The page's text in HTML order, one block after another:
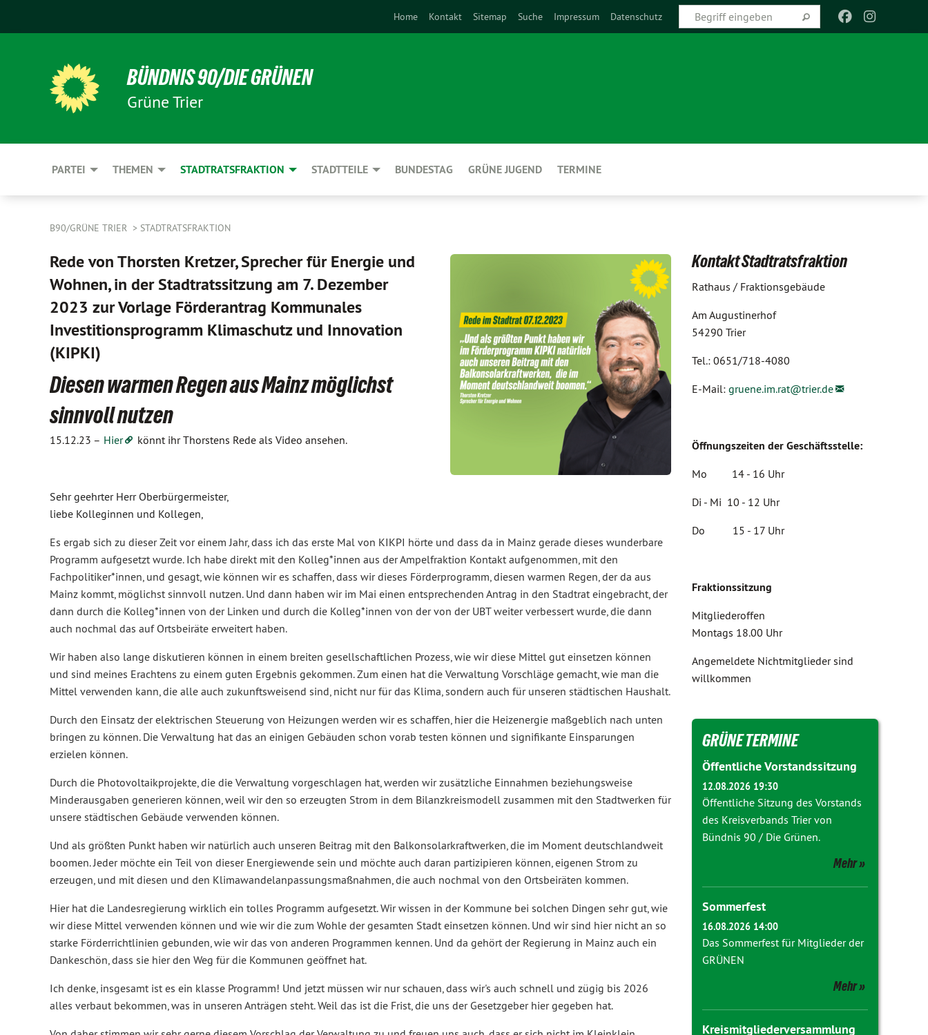
Home Kontakt Sitemap Suche Impressum Datenschutz
BÜNDNIS 90/DIE GRÜNEN
Grüne Trier
PARTEI THEMEN STADTRATSFRAKTION STADTTEILE BUNDESTAG GRÜNE JUGEND TERMINE
B90/GRÜNE TRIER STADTRATSFRAKTION
Rede von Thorsten Kretzer, Sprecher für Energie und
Wohnen, in der Stadtratssitzung am 7. Dezember
2023 zur Vorlage Förderantrag Kommunales
Investitionsprogramm Klimaschutz und Innovation
(KIPKI)
Diesen warmen Regen aus Mainz möglichst
sinnvoll nutzen
15.12.23 – Hier könnt ihr Thorstens Rede als Video ansehen.
Sehr geehrter Herr Oberbürgermeister,
liebe Kolleginnen und Kollegen,
Es ergab sich zu dieser Zeit vor einem Jahr, dass ich das erste Mal von KIKPI hörte und dass da in Mainz gerade dieses wunderbare
Programm aufgesetzt wurde. Ich habe direkt mit den Kolleg*innen aus der Ampelfraktion Kontakt aufgenommen, mit den
Fachpolitiker*innen, und gesagt, wie können wir es schaffen, dass wir dieses Förderprogramm, diesen warmen Regen, der da aus
Mainz kommt, möglichst sinnvoll nutzen. Und dann haben wir im Mai einen entsprechenden Antrag in den Stadtrat eingebracht, der
dann durch die Kolleg*innen von der Linken und durch die Kolleg*innen von der von der UBT weiter verbessert wurde, die dann
auch nochmal das auf Ortsbeiräte erweitert haben.
Wir haben also lange diskutieren können in einem breiten gesellschaftlichen Prozess, wie wir diese Mittel gut einsetzen können
und sind meines Erachtens zu einem guten Ergebnis gekommen. Zum einen hat die Verwaltung Vorschläge gemacht, wie man die
Mittel verwenden kann, die alle auch zukunftsweisend sind, nicht nur für das Klima, sondern auch für unseren städtischen Haushalt.
Durch den Einsatz der elektrischen Steuerung von Heizungen werden wir es schaffen, hier die Heizenergie maßgeblich nach unten
bringen zu können. Die Verwaltung hat das an einigen Gebäuden schon vorab testen können und signifikante Einsparungen
erzielen können.
Durch die Photovoltaikprojekte, die die Verwaltung vorgeschlagen hat, werden wir zusätzliche Einnahmen beziehungsweise
Minderausgaben generieren können, weil wir den so erzeugten Strom in dem Bilanzkreismodell zusammen mit den Stadtwerken für
unsere städtischen Gebäude verwenden können.
Und als größten Punkt haben wir natürlich auch unseren Beitrag mit den Balkonsolarkraftwerken, die im Moment deutschlandweit
boomen. Jeder möchte ein Teil von dieser Energiewende sein und möchte auch daran partizipieren können, eigenen Strom zu
erzeugen, und mit diesen und den Klimawandelanpassungsmaßnahmen, die auch nochmal von den Ortsbeiräten kommen.
Hier hat die Landesregierung wirklich ein tolles Programm aufgesetzt. Wir wissen in der Kommune bei solchen Dingen sehr gut, wie
wir diese Mittel verwenden können und wie wir die zum Wohle der gesamten Stadt einsetzen können. Und wir sind hier nicht an so
starke Förderrichtlinien gebunden, wie wir das von anderen Programmen kennen. Und da gehört der Regierung in Mainz auch ein
Dankeschön, dass sie hier den Weg für die Kommunen geöffnet hat.
Ich denke, insgesamt ist es ein klasse Programm! Und jetzt müssen wir nur schauen, dass wir's auch schnell und zügig bis 2026
alles verbaut bekommen, was in unseren Anträgen steht. Weil das ist die Frist, die uns der Gesetzgeber hier gegeben hat.
Kontakt Stadtratsfraktion
Rathaus / Fraktionsgebäude
Am Augustinerhof
54290 Trier
Tel.: 0651/718-4080
E-Mail: gruene.im.rat@trier.de
Öffnungszeiten der Geschäftsstelle:
Mo 14 - 16 Uhr
Di - Mi 10 - 12 Uhr
Do 15 - 17 Uhr
Fraktionssitzung
Mitgliederoffen
Montags 18.00 Uhr
Angemeldete Nichtmitglieder sind
willkommen
GRÜNE TERMINE
Öffentliche Vorstandssitzung
12.08.2026 19:30
Öffentliche Sitzung des Vorstands
des Kreisverbands Trier von
Bündnis 90 / Die Grünen.
Mehr
Sommerfest
16.08.2026 14:00
Das Sommerfest für Mitglieder der
GRÜNEN
Mehr
Kreismitgliederversammlung